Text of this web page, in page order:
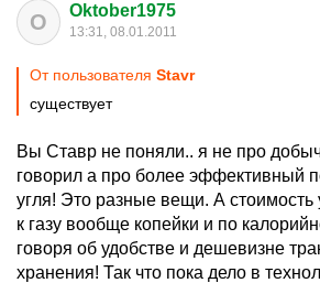
O Oktober1975
13:31, 08.01.2011
От пользователя Stavr
существует
Вы Ставр не поняли.. я не про
говорил а про более эффективный
угля! Это разные вещи. А
к газу вообще копейки и по
говоря об удобстве и дешевизне
хранения! Так что пока дело в